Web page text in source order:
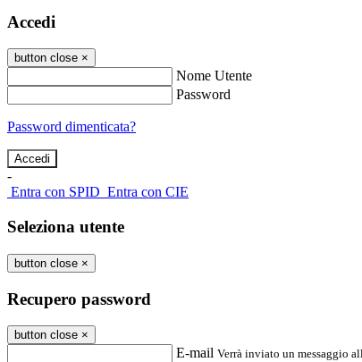
Accedi
button close ×
Nome Utente
Password
Password dimenticata?
-
Entra con SPID Entra con CIE
Seleziona utente
button close ×
Recupero password
button close ×
E-mail Verrà inviato un messaggio